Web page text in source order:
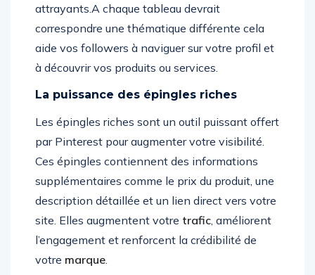
attrayants.A chaque tableau devrait
correspondre une thématique différente cela
aide vos followers à naviguer sur votre profil et
à découvrir vos produits ou services.
La puissance des épingles riches
Les épingles riches sont un outil puissant offert
par Pinterest pour augmenter votre visibilité.
Ces épingles contiennent des informations
supplémentaires comme le prix du produit, une
description détaillée et un lien direct vers votre
site. Elles augmentent votre trafic , améliorent
l’engagement et renforcent la crédibilité de
votre marque